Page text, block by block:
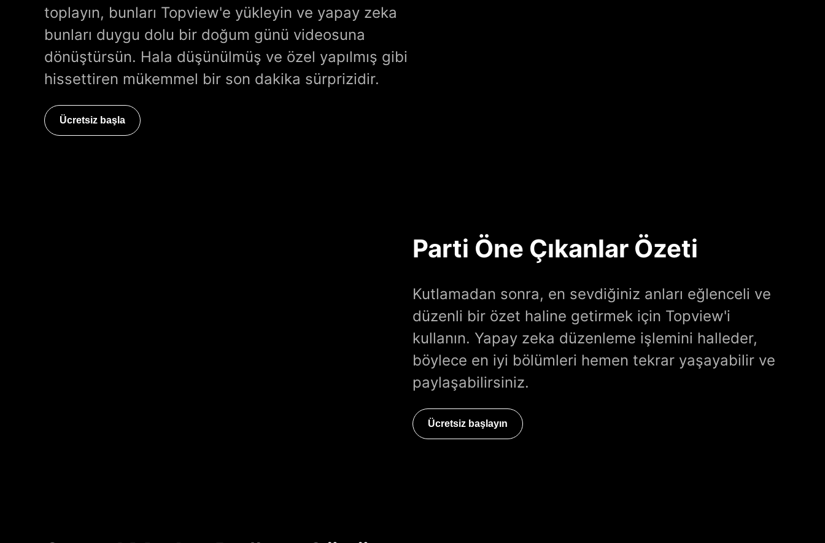
toplayın, bunları Topview'e yükleyin ve yapay zeka
bunları duygu dolu bir doğum günü videosuna
dönüştürsün. Hala düşünülmüş ve özel yapılmış gibi
hissettiren mükemmel bir son dakika sürprizidir.
Ücretsiz başla
Parti Öne Çıkanlar Özeti
Kutlamadan sonra, en sevdiğiniz anları eğlenceli ve
düzenli bir özet haline getirmek için Topview'i
kullanın. Yapay zeka düzenleme işlemini halleder,
böylece en iyi bölümleri hemen tekrar yaşayabilir ve
paylaşabilirsiniz.
Ücretsiz başlayın